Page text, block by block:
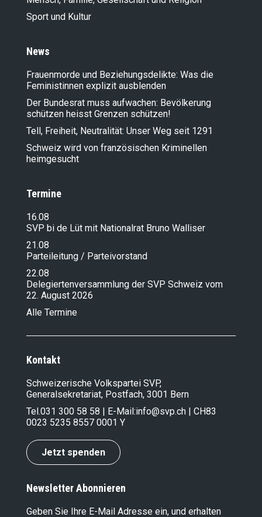
Sport und Kultur
News
Frauenmorde und Beziehungsdelikte: Was die
Feministinnen explizit ausblenden
Der Bundesrat muss aufwachen: Bevölkerung
schützen heisst Grenzen schützen!
Tell, Freiheit, Neutralität: Unser Weg seit 1291
Schweiz wird von französischen Kriminellen
heimgesucht
Termine
16.08
SVP bi de Lüt mit Nationalrat Bruno Walliser
21.08
Parteileitung / Parteivorstand
22.08
Delegiertenversammlung der SVP Schweiz vom
22. August 2026
Alle Termine
Kontakt
Schweizerische Volkspartei SVP,
Generalsekretariat, Postfach, 3001 Bern
Tel.031 300 58 58 | E-Mail:info@svp.ch | CH83
0023 5235 8557 0001 Y
Jetzt spenden
Newsletter Abonnieren
Geben Sie Ihre E-Mail Adresse ein, und erhalten